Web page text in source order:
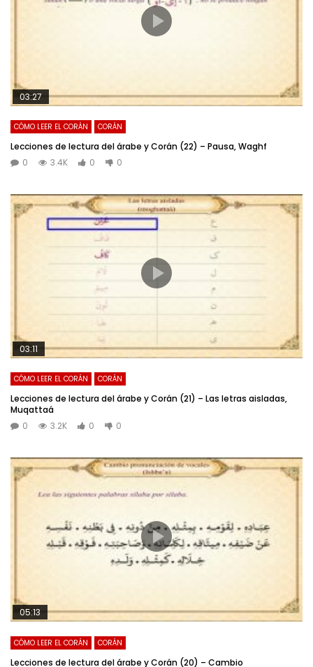
03:27
CÓMO LEER EL CORÁN CORÁN
Lecciones de lectura del árabe y Corán (22) – Pausa, Waghf
0
3.4K 0 0
03:11
CÓMO LEER EL CORÁN CORÁN
Lecciones de lectura del árabe y Corán (21) – Las letras aisladas,
Muqattaá
0
3.2K 0 0
05:13
CÓMO LEER EL CORÁN CORÁN
Lecciones de lectura del árabe y Corán (20) – Cambio